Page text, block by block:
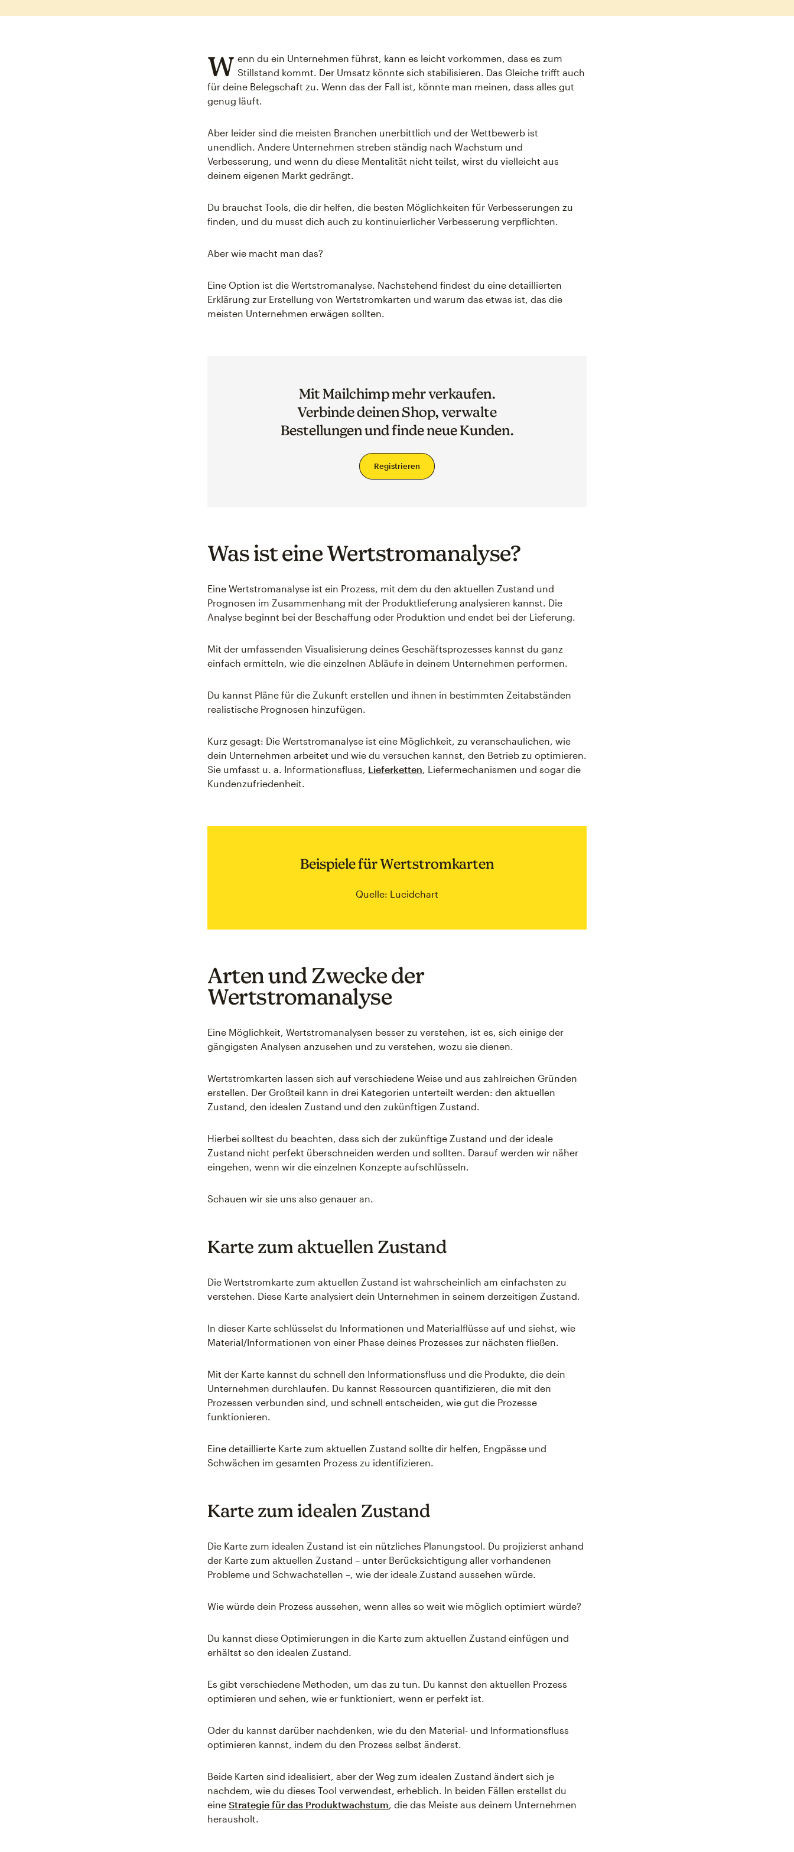
W enn du ein Unternehmen führst, kann es leicht vorkommen, dass es zum
Stillstand kommt. Der Umsatz könnte sich stabilisieren. Das Gleiche trifft auch
für deine Belegschaft zu. Wenn das der Fall ist, könnte man meinen, dass alles gut
genug läuft.
Aber leider sind die meisten Branchen unerbittlich und der Wettbewerb ist
unendlich. Andere Unternehmen streben ständig nach Wachstum und
Verbesserung, und wenn du diese Mentalität nicht teilst, wirst du vielleicht aus
deinem eigenen Markt gedrängt.
Du brauchst Tools, die dir helfen, die besten Möglichkeiten für Verbesserungen zu
finden, und du musst dich auch zu kontinuierlicher Verbesserung verpflichten.
Aber wie macht man das?
Eine Option ist die Wertstromanalyse. Nachstehend findest du eine detaillierten
Erklärung zur Erstellung von Wertstromkarten und warum das etwas ist, das die
meisten Unternehmen erwägen sollten.
Mit Mailchimp mehr verkaufen.
Verbinde deinen Shop, verwalte
Bestellungen und finde neue Kunden.
Registrieren
Was ist eine Wertstromanalyse?
Eine Wertstromanalyse ist ein Prozess, mit dem du den aktuellen Zustand und
Prognosen im Zusammenhang mit der Produktlieferung analysieren kannst. Die
Analyse beginnt bei der Beschaffung oder Produktion und endet bei der Lieferung.
Mit der umfassenden Visualisierung deines Geschäftsprozesses kannst du ganz
einfach ermitteln, wie die einzelnen Abläufe in deinem Unternehmen performen.
Du kannst Pläne für die Zukunft erstellen und ihnen in bestimmten Zeitabständen
realistische Prognosen hinzufügen.
Kurz gesagt: Die Wertstromanalyse ist eine Möglichkeit, zu veranschaulichen, wie
dein Unternehmen arbeitet und wie du versuchen kannst, den Betrieb zu optimieren.
Sie umfasst u. a. Informationsfluss, Lieferketten, Liefermechanismen und sogar die
Kundenzufriedenheit.
Beispiele für Wertstromkarten
Quelle: Lucidchart
Arten und Zwecke der
Wertstromanalyse
Eine Möglichkeit, Wertstromanalysen besser zu verstehen, ist es, sich einige der
gängigsten Analysen anzusehen und zu verstehen, wozu sie dienen.
Wertstromkarten lassen sich auf verschiedene Weise und aus zahlreichen Gründen
erstellen. Der Großteil kann in drei Kategorien unterteilt werden: den aktuellen
Zustand, den idealen Zustand und den zukünftigen Zustand.
Hierbei solltest du beachten, dass sich der zukünftige Zustand und der ideale
Zustand nicht perfekt überschneiden werden und sollten. Darauf werden wir näher
eingehen, wenn wir die einzelnen Konzepte aufschlüsseln.
Schauen wir sie uns also genauer an.
Karte zum aktuellen Zustand
Die Wertstromkarte zum aktuellen Zustand ist wahrscheinlich am einfachsten zu
verstehen. Diese Karte analysiert dein Unternehmen in seinem derzeitigen Zustand.
In dieser Karte schlüsselst du Informationen und Materialflüsse auf und siehst, wie
Material/Informationen von einer Phase deines Prozesses zur nächsten fließen.
Mit der Karte kannst du schnell den Informationsfluss und die Produkte, die dein
Unternehmen durchlaufen. Du kannst Ressourcen quantifizieren, die mit den
Prozessen verbunden sind, und schnell entscheiden, wie gut die Prozesse
funktionieren.
Eine detaillierte Karte zum aktuellen Zustand sollte dir helfen, Engpässe und
Schwächen im gesamten Prozess zu identifizieren.
Karte zum idealen Zustand
Die Karte zum idealen Zustand ist ein nützliches Planungstool. Du projizierst anhand
der Karte zum aktuellen Zustand – unter Berücksichtigung aller vorhandenen
Probleme und Schwachstellen –, wie der ideale Zustand aussehen würde.
Wie würde dein Prozess aussehen, wenn alles so weit wie möglich optimiert würde?
Du kannst diese Optimierungen in die Karte zum aktuellen Zustand einfügen und
erhältst so den idealen Zustand.
Es gibt verschiedene Methoden, um das zu tun. Du kannst den aktuellen Prozess
optimieren und sehen, wie er funktioniert, wenn er perfekt ist.
Oder du kannst darüber nachdenken, wie du den Material- und Informationsfluss
optimieren kannst, indem du den Prozess selbst änderst.
Beide Karten sind idealisiert, aber der Weg zum idealen Zustand ändert sich je
nachdem, wie du dieses Tool verwendest, erheblich. In beiden Fällen erstellst du
eine Strategie für das Produktwachstum, die das Meiste aus deinem Unternehmen
herausholt.